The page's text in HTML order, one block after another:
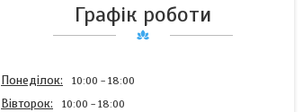
Графік роботи
Понеділок 10:00 18:00
Вівторок 10:00 18:00